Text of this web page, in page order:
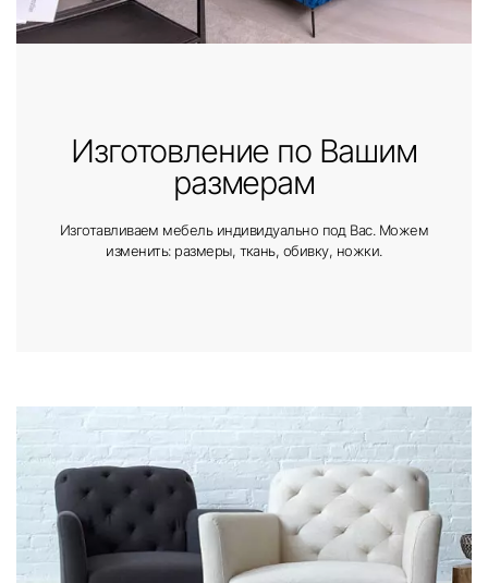
Изготовление по Вашим
размерам
Изготавливаем мебель индивидуально под Вас. Можем
изменить: размеры, ткань, обивку, ножки.